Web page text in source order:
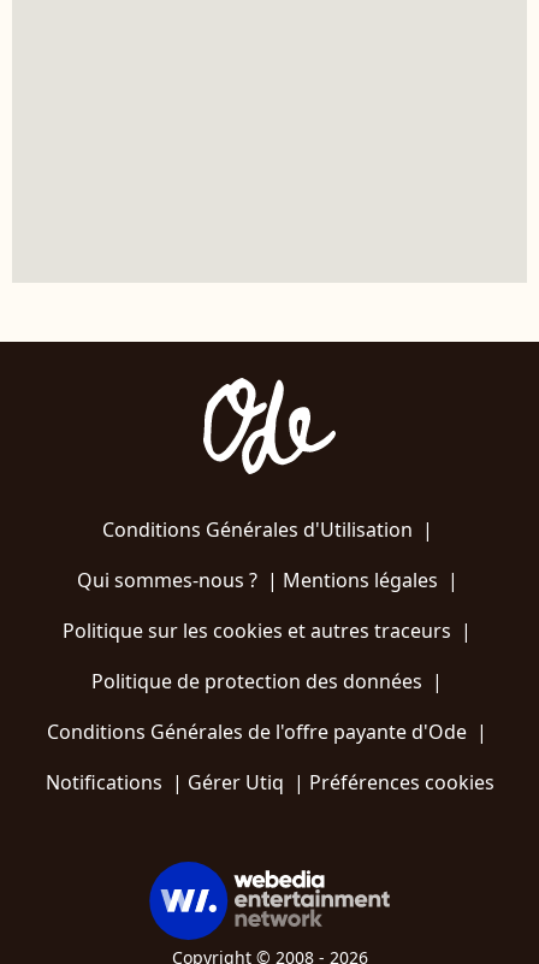
Conditions Générales d'Utilisation |
Qui sommes-nous ?| Mentions légales |
Politique sur les cookies et autres traceurs |
Politique de protection des données |
Conditions Générales de l'offre payante d'Ode |
Notifications | Gérer Utiq | Préférences cookies
Copyright © 2008 - 2026